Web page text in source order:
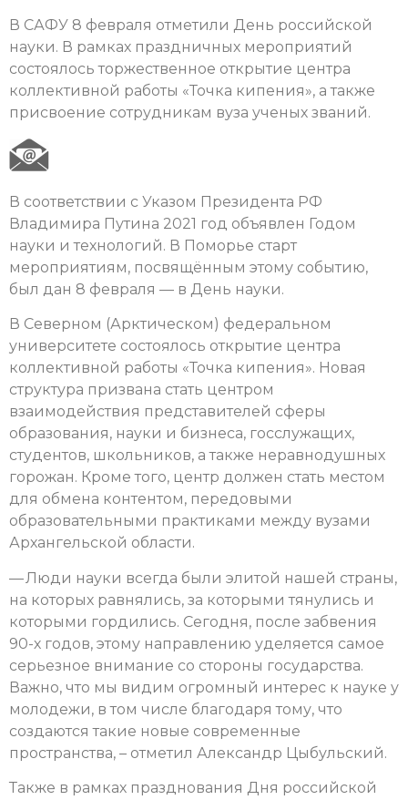
В САФУ 8 февраля отметили День российской
науки. В рамках праздничных мероприятий
состоялось торжественное открытие центра
коллективной работы «Точка кипения», а также
присвоение сотрудникам вуза ученых званий.
В соответствии с Указом Президента РФ
Владимира Путина 2021 год объявлен Годом
науки и технологий. В Поморье старт
мероприятиям, посвящённым этому событию,
был дан 8 февраля — в День науки.
В Северном (Арктическом) федеральном
университете состоялось открытие центра
коллективной работы «Точка кипения». Новая
структура призвана стать центром
взаимодействия представителей сферы
образования, науки и бизнеса, госслужащих,
студентов, школьников, а также неравнодушных
горожан. Кроме того, центр должен стать местом
для обмена контентом, передовыми
образовательными практиками между вузами
Архангельской области.
— Люди науки всегда были элитой нашей страны,
на которых равнялись, за которыми тянулись и
которыми гордились. Сегодня, после забвения
90-х годов, этому направлению уделяется самое
серьезное внимание со стороны государства.
Важно, что мы видим огромный интерес к науке у
молодежи, в том числе благодаря тому, что
создаются такие новые современные
пространства, – отметил Александр Цыбульский.
Также в рамках празднования Дня российской